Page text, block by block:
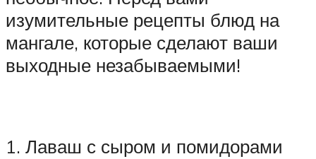
изумительные рецепты блюд на
мангале, которые сделают ваши
выходные незабываемыми!
1. Лаваш с сыром и помидорами